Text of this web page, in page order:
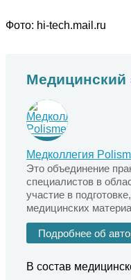
Фото: hi-tech.mail.ru
Медицинский
Медколлегия
Это объединение
специалистов в
участие в
медицинских
Подробнее об
В состав